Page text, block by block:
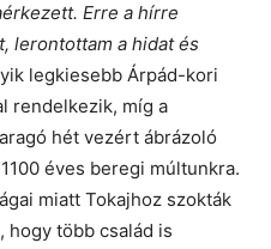
Erre a hírre
lerontottam a hidat és
legkiesebb Árpád-kori
rendelkezik, míg a
hét vezért ábrázoló
éves beregi múltunkra.
miatt Tokajhoz szokták
hogy több család is